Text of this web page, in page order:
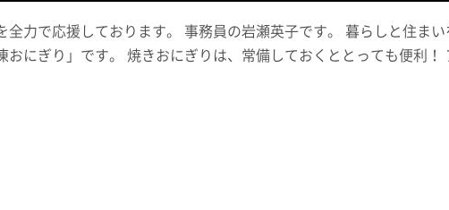
全力で応援しております。 事務員の岩瀬英子です。 暮らしと住ま
おにぎり」です。 焼きおにぎりは、常備しておくととっても便利